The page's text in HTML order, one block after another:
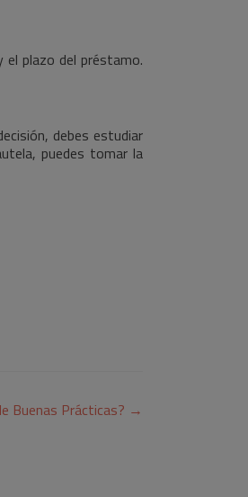
plazo del préstamo.
debes estudiar
puedes tomar la
Buenas Prácticas? →